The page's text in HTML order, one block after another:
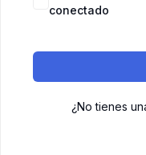
conectado
¿No tienes